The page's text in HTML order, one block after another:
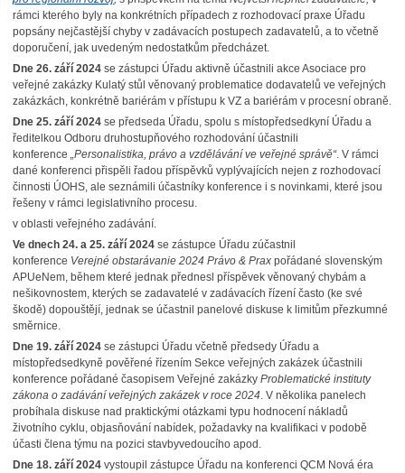
rámci kterého byly na konkrétních případech z rozhodovací praxe Úřadu
popsány nejčastější chyby v zadávacích postupech zadavatelů, a to včetně
doporučení, jak uvedeným nedostatkům předcházet.
Dne 26. září 2024 se zástupci Úřadu aktivně účastnili akce Asociace pro
veřejné zakázky Kulatý stůl věnovaný problematice dodavatelů ve veřejných
zakázkách, konkrétně bariérám v přístupu k VZ a bariérám v procesní obraně.
Dne 25. září 2024se předseda Úřadu, spolu s místopředsedkyní Úřadu a
ředitelkou Odboru druhostupňového rozhodování účastnili
konference „Personalistika, právo a vzdělávání ve veřejné správě“. V rámci
dané konferenci přispěli řadou příspěvků vyplývajících nejen z rozhodovací
činnosti ÚOHS, ale seznámili účastníky konference i s novinkami, které jsou
řešeny v rámci legislativního procesu.
v oblasti veřejného zadávání.
Ve dnech 24. a 25. září 2024 se zástupce Úřadu zúčastnil
konference Verejné obstarávanie 2024 Právo & Praxpořádané slovenským
APUeNem, během které jednak přednesl příspěvek věnovaný chybám a
nešikovnostem, kterých se zadavatelé v zadávacích řízení často (ke své
škodě) dopouštějí, jednak se účastnil panelové diskuse k limitům přezkumné
směrnice.
Dne 19. září 2024se zástupci Úřadu včetně předsedy Úřadu a
místopředsedkyně pověřené řízením Sekce veřejných zakázek účastnili
konference pořádané časopisem Veřejné zakázky Problematické instituty
zákona o zadávání veřejných zakázek v roce 2024. V několika panelech
probíhala diskuse nad praktickými otázkami typu hodnocení nákladů
životního cyklu, objasňování nabídek, požadavky na kvalifikaci v podobě
účasti člena týmu na pozici stavbyvedoucího apod.
Dne 18. září 2024 vystoupil zástupce Úřadu na konferenci QCM Nová éra